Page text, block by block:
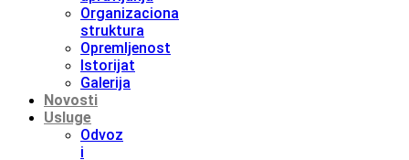
Organizaciona
struktura
Opremljenost
Istorijat
Galerija
Novosti
Usluge
Odvoz
i